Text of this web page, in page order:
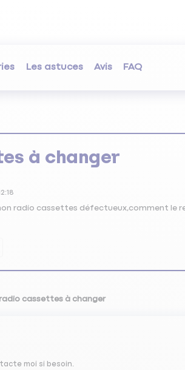
Les astuces Avis FAQ
à changer
radio cassettes défectueux,comment le
cassettes à changer
moi si besoin.